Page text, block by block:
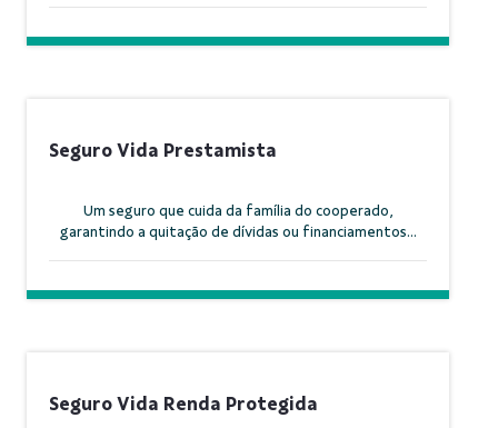
Seguro Vida Prestamista
Um seguro que cuida da família do cooperado,
garantindo a quitação de dívidas ou financiamentos...
Seguro Vida Renda Protegida